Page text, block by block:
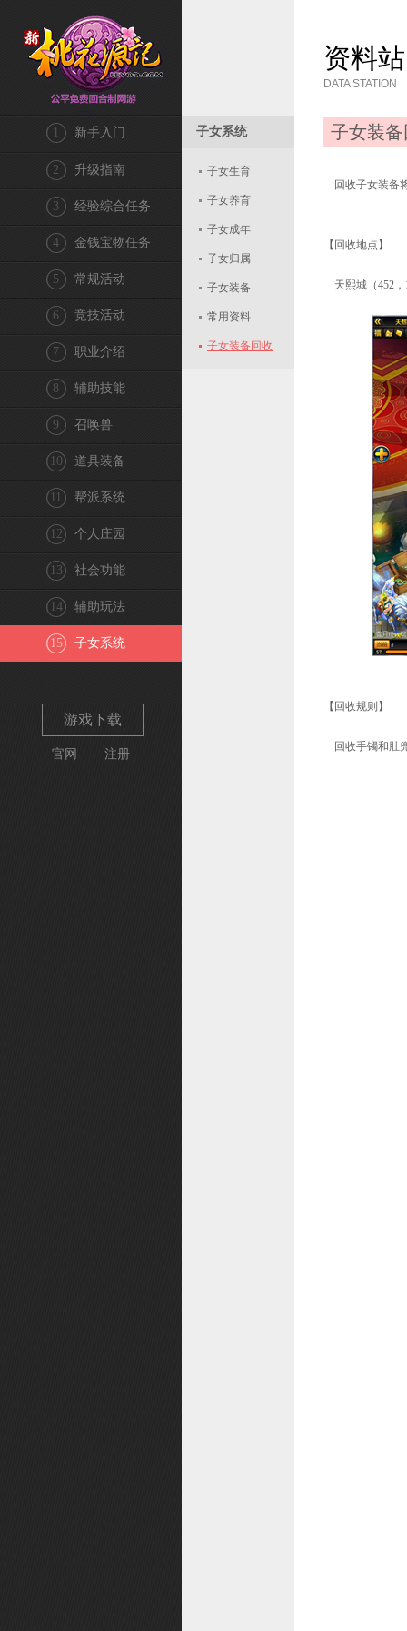
新手入门
1
升级指南
2
经验综合任务
3
金钱宝物任务
4
常规活动
5
竞技活动
6
职业介绍
7
辅助技能
8
召唤兽
9
道具装备
10
帮派系统
11
个人庄园
12
社会功能
13
辅助玩法
14
子女系统
15
游戏下载
官网 注册
子女系统
子女生育
子女养育
子女成年
子女归属
子女装备
常用资料
子女装备回收
资料站
DATA STATION
子女装
回收子女装备
【回收地点】
天熙城（452，
【回收规则】
回收手镯和肚